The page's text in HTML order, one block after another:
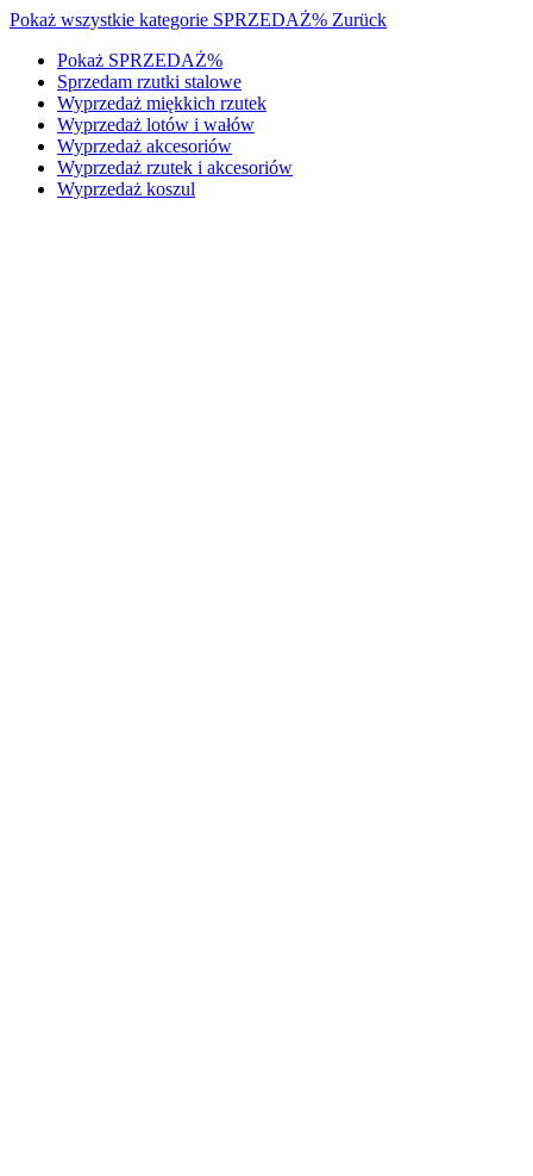
Pokaż wszystkie kategorie SPRZEDAŻ% Zurück
Pokaż SPRZEDAŻ%
Sprzedam rzutki stalowe
Wyprzedaż miękkich rzutek
Wyprzedaż lotów i wałów
Wyprzedaż akcesoriów
Wyprzedaż rzutek i akcesoriów
Wyprzedaż koszul